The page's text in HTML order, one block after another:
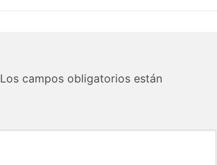
Los campos obligatorios están